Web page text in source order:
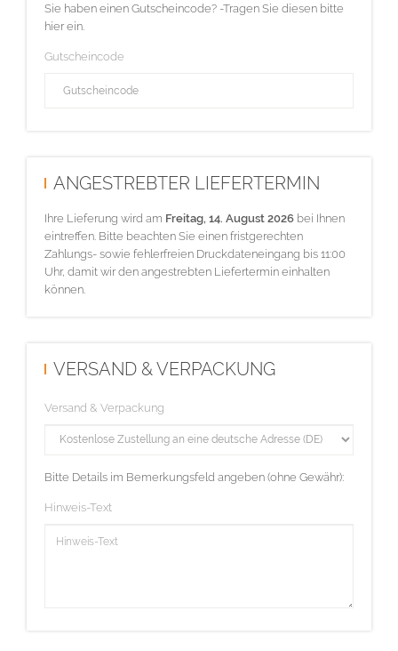
Sie haben einen Gutscheincode? -Tragen Sie diesen bitte
hier ein.
Gutscheincode
ANGESTREBTER LIEFERTERMIN
Ihre Lieferung wird am Freitag, 14. August 2026 bei Ihnen
eintreffen. Bitte beachten Sie einen fristgerechten
Zahlungs- sowie fehlerfreien Druckdateneingang bis 11:00
Uhr, damit wir den angestrebten Liefertermin einhalten
können.
VERSAND & VERPACKUNG
Versand & Verpackung
Bitte Details im Bemerkungsfeld angeben (ohne Gewähr):
Hinweis-Text